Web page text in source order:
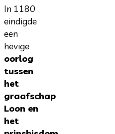
In 1180
eindigde
een
hevige
oorlog
tussen
het
graafschap
Loon en
het